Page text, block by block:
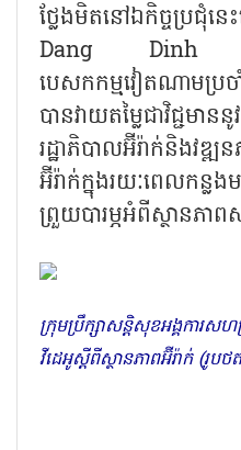
ថ្លែងមិតនៅឯកិច្ចប្រជុំន
Dang Dinh
បេសកកម្មវៀតណាមប្រច
បានវាយតម្លៃជាវិជ្ជមា
រដ្ឋាភិបាលអ៊ីរ៉ាក់និងវឌ្
អ៊ីរ៉ាក់ក្នុងរយៈពេលកន្ល
ព្រួយបារម្ភអំពីស្ថានភា
ក្រុមប្រឹក្សាសន្តិសុខអង្គការសហ
វីដេអូស្តីពីស្ថានភាពអ៊ីរ៉ាក់ (រូប